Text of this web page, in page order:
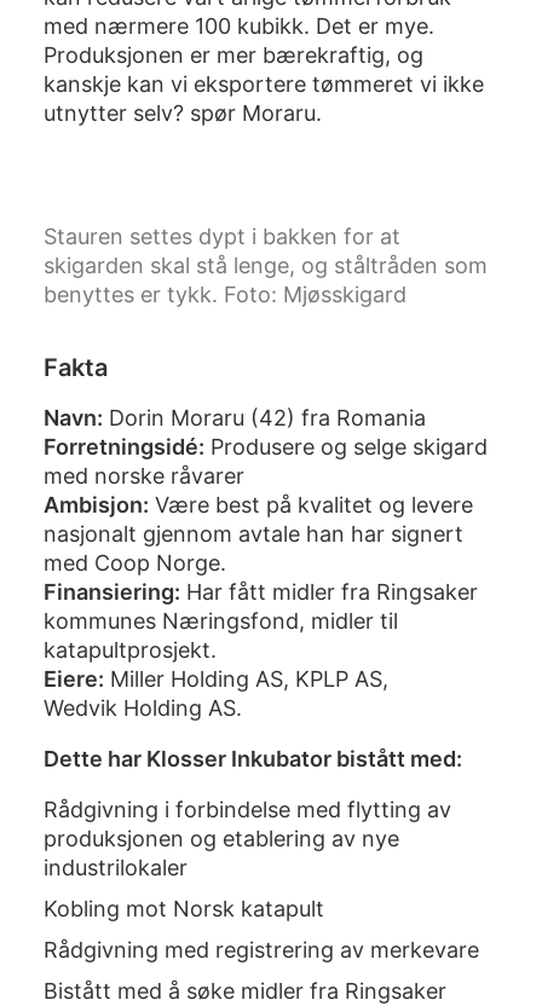
med nærmere 100 kubikk. Det er mye.
Produksjonen er mer bærekraftig, og
kanskje kan vi eksportere tømmeret vi ikke
utnytter selv? spør Moraru.
Stauren settes dypt i bakken for at
skigarden skal stå lenge, og ståltråden som
benyttes er tykk. Foto: Mjøsskigard
Fakta
Navn: Dorin Moraru (42) fra Romania
Forretningsidé: Produsere og selge skigard
med norske råvarer
Ambisjon: Være best på kvalitet og levere
nasjonalt gjennom avtale han har signert
med Coop Norge.
Finansiering: Har fått midler fra Ringsaker
kommunes Næringsfond, midler til
katapultprosjekt.
Eiere: Miller Holding AS, KPLP AS,
Wedvik Holding AS.
Dette har Klosser Inkubator bistått med:
Rådgivning i forbindelse med flytting av
produksjonen og etablering av nye
industrilokaler
Kobling mot Norsk katapult
Rådgivning med registrering av merkevare
Bistått med å søke midler fra Ringsaker